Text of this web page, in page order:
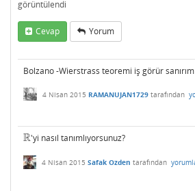
görüntülendi
Cevap Yorum
Bolzano -Wierstrass teoremi iş görür sanırım
4 Nisan 2015 RAMANUJAN1729 tarafından
R
R 'yi nasıl tanımlıyorsunuz?
4 Nisan 2015 Safak Ozden tarafından